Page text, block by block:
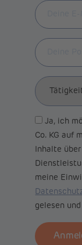
Ja, ich
Co. KG auf
Inhalte
meine
gelesen